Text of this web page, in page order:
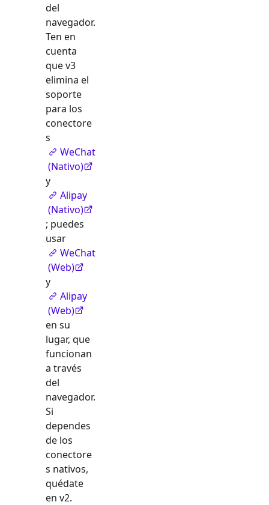
del
navegador.
Ten en
cuenta
que v3
elimina el
soporte
para los
conectore
s
WeChat
(Nativo)
y
Alipay
(Nativo)
; puedes
usar
WeChat
(Web)
y
Alipay
(Web)
en su
lugar, que
funcionan
a través
del
navegador.
Si
dependes
de los
conectore
s nativos,
quédate
en v2.